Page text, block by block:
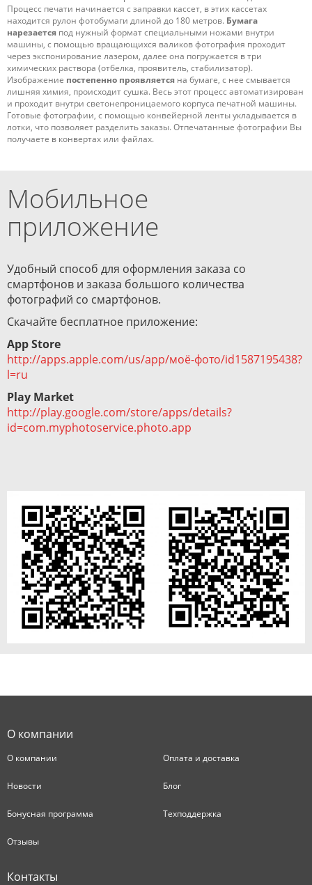
Процесс печати начинается с заправки кассет, в этих кассетах
находится рулон фотобумаги длиной до 180 метров. Бумага
нарезается под нужный формат специальными ножами внутри
машины, с помощью вращающихся валиков фотография проходит
через экспонирование лазером, далее она погружается в три
химических раствора (отбелка, проявитель, стабилизатор).
Изображение постепенно проявляется на бумаге, с нее смывается
лишняя химия, происходит сушка. Весь этот процесс автоматизирован
и проходит внутри светонепроницаемого корпуса печатной машины.
Готовые фотографии, с помощью конвейерной ленты укладывается в
лотки, что позволяет разделить заказы. Отпечатанные фотографии Вы
получаете в конвертах или файлах.
Мобильное
приложение
Удобный способ для оформления заказа со
смартфонов и заказа большого количества
фотографий со смартфонов.
Скачайте бесплатное приложение:
App Store
http://apps.apple.com/us/app/моё-фото/id1587195438?
l=ru
Play Market
http://play.google.com/store/apps/details?
id=com.myphotoservice.photo.app
О компании
О компании Оплата и доставка
Новости Блог
Бонусная программа Техподдержка
Отзывы
Контакты